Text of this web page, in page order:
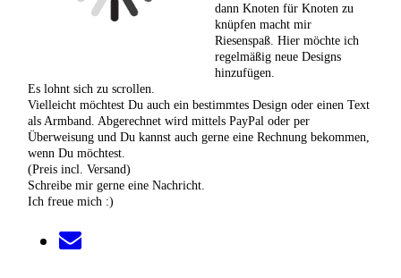
dann Knoten für Knoten zu
knüpfen macht mir
Riesenspaß. Hier möchte ich
regelmäßig neue Designs
hinzufügen.
Es lohnt sich zu scrollen.
Vielleicht möchtest Du auch ein bestimmtes Design oder einen Text
als Armband. Abgerechnet wird mittels PayPal oder per
Überweisung und Du kannst auch gerne eine Rechnung bekommen,
wenn Du möchtest.
(Preis incl. Versand)
Schreibe mir gerne eine Nachricht.
Ich freue mich :)